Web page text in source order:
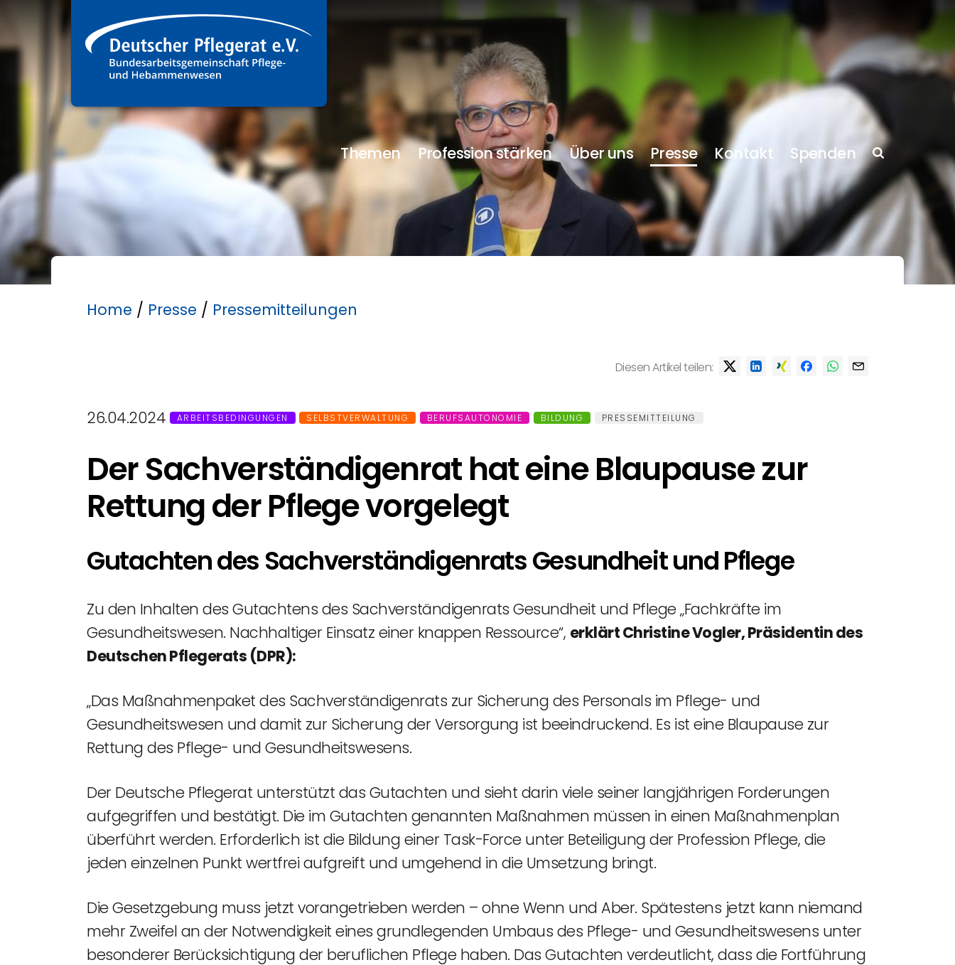
Themen Profession stärken Über uns Presse Kontakt Spenden
Home / Presse / Pressemitteilungen
Diesen Artikel teilen:
26.04.2024 ARBEITSBEDINGUNGEN SELBSTVERWALTUNG BERUFSAUTONOMIE BILDUNG PRESSEMITTEILUNG
Der Sachverständigenrat hat eine Blaupause zur
Rettung der Pflege vorgelegt
Gutachten des Sachverständigenrats Gesundheit und Pflege
Zu den Inhalten des Gutachtens des Sachverständigenrats Gesundheit und Pflege „Fachkräfte im
Gesundheitswesen. Nachhaltiger Einsatz einer knappen Ressource“, erklärt Christine Vogler, Präsidentin des
Deutschen Pflegerats (DPR):
„Das Maßnahmenpaket des Sachverständigenrats zur Sicherung des Personals im Pflege- und
Gesundheitswesen und damit zur Sicherung der Versorgung ist beeindruckend. Es ist eine Blaupause zur
Rettung des Pflege- und Gesundheitswesens.
Der Deutsche Pflegerat unterstützt das Gutachten und sieht darin viele seiner langjährigen Forderungen
aufgegriffen und bestätigt. Die im Gutachten genannten Maßnahmen müssen in einen Maßnahmenplan
überführt werden. Erforderlich ist die Bildung einer Task-Force unter Beteiligung der Profession Pflege, die
jeden einzelnen Punkt wertfrei aufgreift und umgehend in die Umsetzung bringt.
Die Gesetzgebung muss jetzt vorangetrieben werden – ohne Wenn und Aber. Spätestens jetzt kann niemand
mehr Zweifel an der Notwendigkeit eines grundlegenden Umbaus des Pflege- und Gesundheitswesens unter
besonderer Berücksichtigung der beruflichen Pflege haben. Das Gutachten verdeutlicht, dass die Fortführung